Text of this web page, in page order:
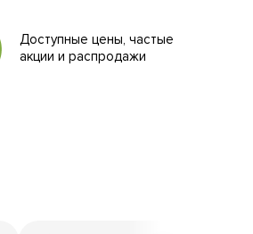
Доступные цены, частые
акции и распродажи